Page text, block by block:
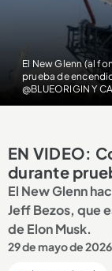
El New Glenn (al
prueba de
@BLUEORIGIN Y
EN VIDEO:
durante
El New Glenn
Jeff Bezos, que
de Elon Musk.
29 de mayo de 2026